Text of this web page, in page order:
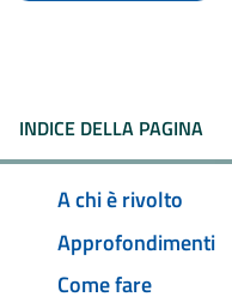
INDICE DELLA PAGINA
A chi è rivolto
Approfondimenti
Come fare